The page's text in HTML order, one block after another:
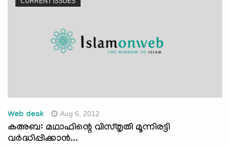
Web desk Aug 6, 2012
കഅബ: മഥാഫിന്റെ വിസ്തൃതി മൂന്നിരട്ടി
വര്‍ദ്ധിപ്പിക്കാന്‍...